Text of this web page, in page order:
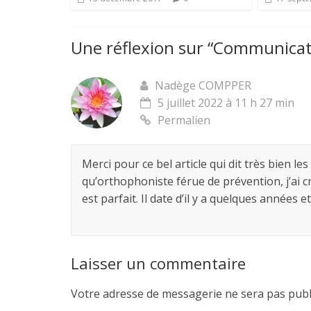
Une réflexion sur “
Nadège COMPPER
5 juillet 2022 à 11 h 27 min
Permalien
Merci pour ce bel article qui dit très bien
qu’orthophoniste férue de prévention, j’ai
est parfait. Il date d’il y a quelques
Laisser un commentaire
Votre adresse de messagerie ne sera pas